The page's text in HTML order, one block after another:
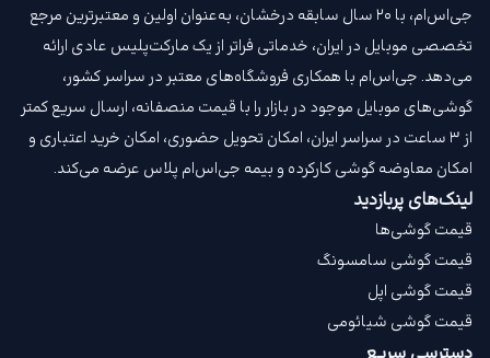
جی‌اس‌ام، با ۲۰ سال سابقه درخشان، به‌عنوان اولین و معتبرترین مرجع
تخصصی موبایل در ایران، خدماتی فراتر از یک مارکت‌پلیس عادی ارائه
می‌دهد. جی‌اس‌ام با همکاری فروشگاه‌های معتبر در سراسر کشور،
گوشی‌های موبایل موجود در بازار را با قیمت‌ منصفانه، ارسال سریع کمتر
از ۳ ساعت در سراسر ایران، امکان تحویل حضوری، امکان خرید اعتباری و
امکان معاوضه گوشی کارکرده و بیمه جی‌اس‌ام‌ پلاس عرضه می‌کند.
لینک‌های پربازدید
قیمت گوشی‌ها
قیمت گوشی سامسونگ
قیمت گوشی اپل
قیمت گوشی شیائومی